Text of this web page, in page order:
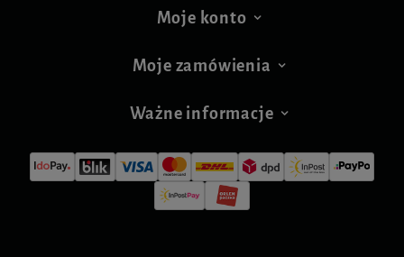
Moje konto
Moje zamówienia
Ważne informacje